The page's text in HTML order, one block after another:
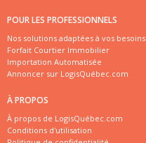
POUR LES PROFESSIONNELS
Nos solutions adaptées à vos besoins
Forfait Courtier Immobilier
Importation Automatisée
Annoncer sur LogisQuébec.com
À PROPOS
À propos de LogisQuébec.com
Conditions d'utilisation